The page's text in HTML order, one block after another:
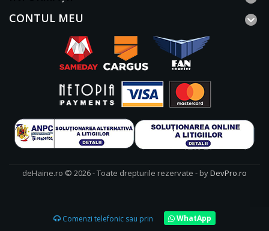
CONTUL MEU
deHaine.ro © 2026 - Toate drepturile rezervate - byDevPro.ro
Comenzi telefonic sau prin WhatApp